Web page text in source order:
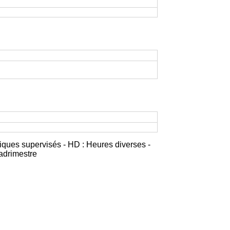
supervisés - HD : Heures diverses -